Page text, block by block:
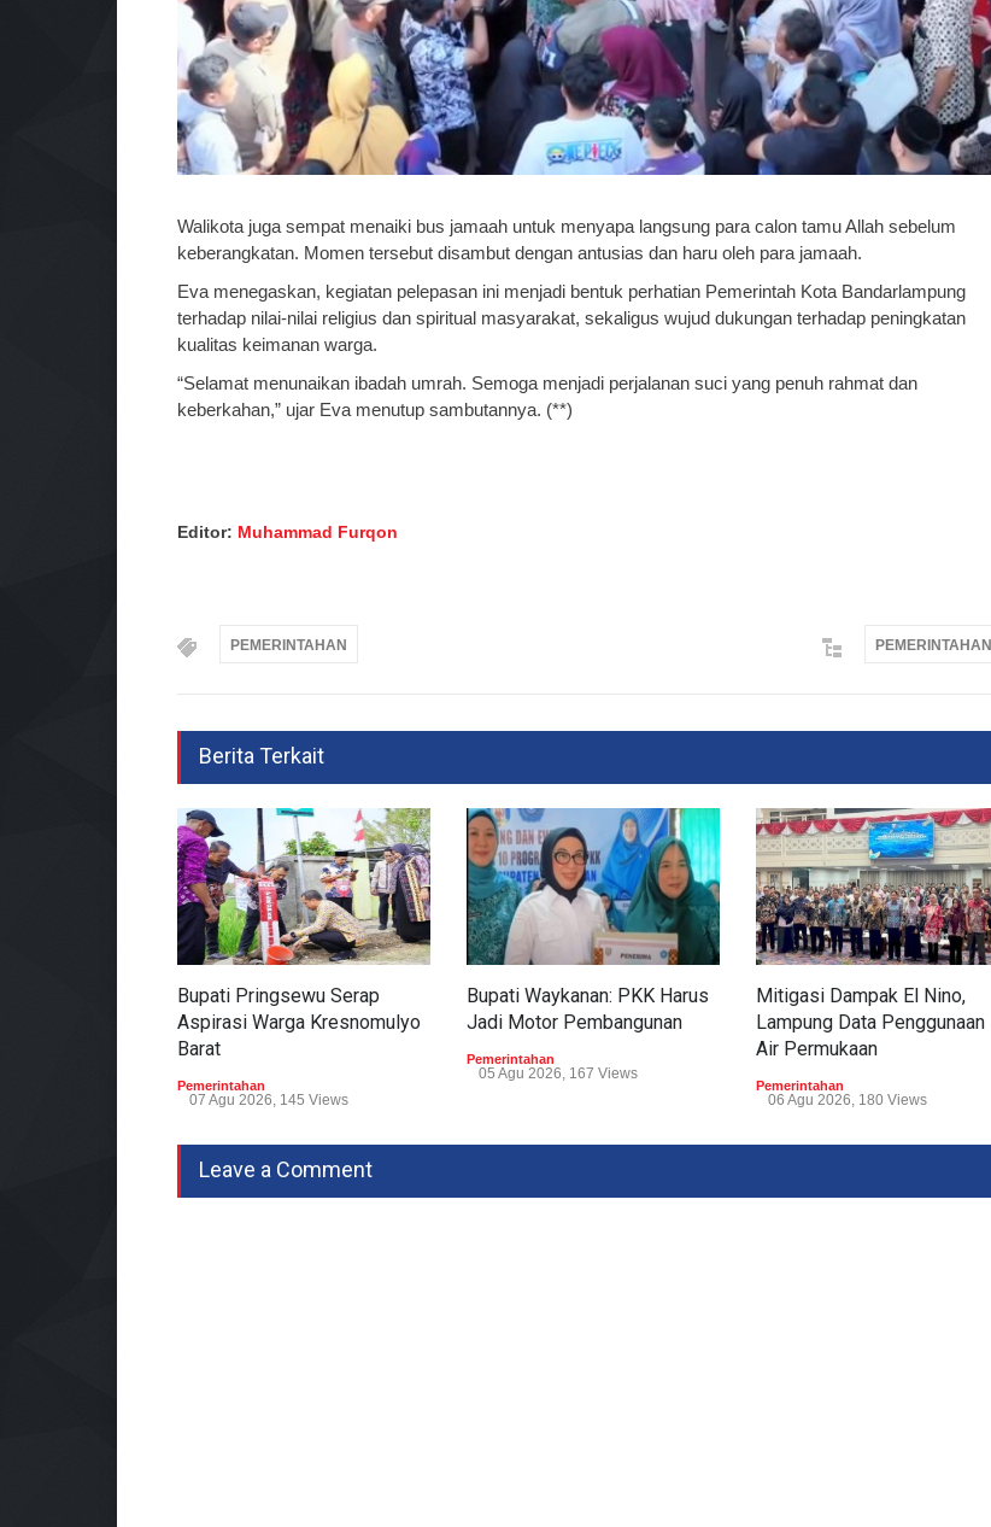
Walikota juga sempat menaiki bus jamaah untuk menyapa langsung para calon tamu Allah sebelum
keberangkatan. Momen tersebut disambut dengan antusias dan haru oleh para jamaah.
Eva menegaskan, kegiatan pelepasan ini menjadi bentuk perhatian Pemerintah Kota Bandarlampung
terhadap nilai-nilai religius dan spiritual masyarakat, sekaligus wujud dukungan terhadap peningkatan
kualitas keimanan warga.
“Selamat menunaikan ibadah umrah. Semoga menjadi perjalanan suci yang penuh rahmat dan
keberkahan,” ujar Eva menutup sambutannya. (**)
Editor: Muhammad Furqon
PEMERINTAHAN PEMERINTAHAN
Berita Terkait
Bupati Pringsewu Serap
Aspirasi Warga Kresnomulyo
Barat
Pemerintahan
07 Agu 2026, 145 Views
Bupati Waykanan: PKK Harus
Jadi Motor Pembangunan
Pemerintahan
05 Agu 2026, 167 Views
Mitigasi Dampak El Nino,
Lampung Data Penggunaan
Air Permukaan
Pemerintahan
06 Agu 2026, 180 Views
Leave a Comment